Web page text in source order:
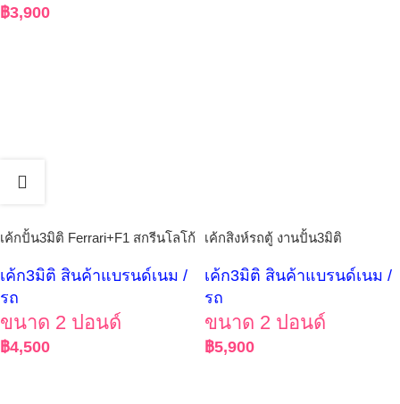
฿3,900
เค้กปั้น3มิติ Ferrari+F1 สกรีนโลโก้
เค้ก3มิติ สินค้าแบรนด์เนม /
รถ
ขนาด 2 ปอนด์
฿4,500
เค้กสิงห์รถตู้ งานปั้น3มิติ
เค้ก3มิติ สินค้าแบรนด์เนม /
รถ
ขนาด 2 ปอนด์
฿5,900